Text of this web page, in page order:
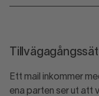
Ett mail inkommer
ena parten ser ut att